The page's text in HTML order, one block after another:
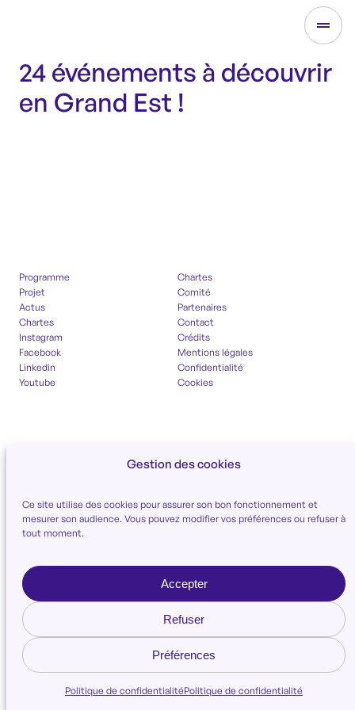
Gestion des cookies
Ce site utilise des cookies pour assurer son bon fonctionnement et
mesurer son audience. Vous pouvez modifier vos préférences ou refuser à
tout moment.
Accepter
Refuser
Préférences
Politique de confidentialitéPolitique de confidentialité
24 événements à découvrir
en Grand Est !
Programme
Projet
Actus
Chartes
Chartes
Comité
Partenaires
Contact
Instagram
Facebook
Linkedin
Youtube
Crédits
Mentions légales
Confidentialité
Cookies